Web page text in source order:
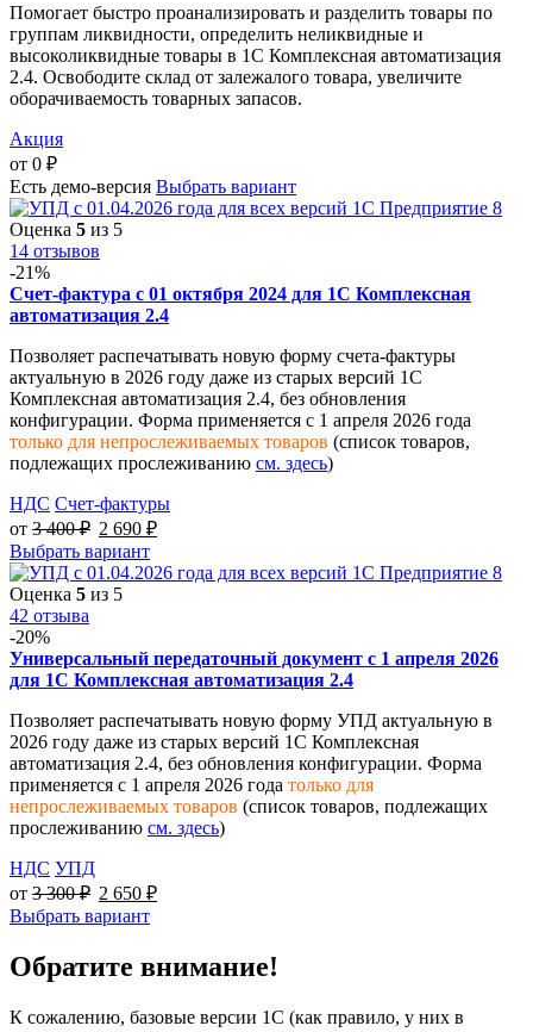
Помогает быстро проанализировать и разделить товары по
группам ликвидности, определить неликвидные и
высоколиквидные товары в 1С Комплексная автоматизация
2.4. Освободите склад от залежалого товара, увеличите
оборачиваемость товарных запасов.
Акция
от 0 ₽
Есть демо-версия Выбрать вариант
Оценка 5 из 5
14 отзывов
-21%
Счет-фактура с 01 октября 2024 для 1С Комплексная
автоматизация 2.4
Позволяет распечатывать новую форму счета-фактуры
актуальную в 2026 году даже из старых версий 1С
Комплексная автоматизация 2.4, без обновления
конфигурации. Форма применяется с 1 апреля 2026 года
только для непрослеживаемых товаров (список товаров,
подлежащих прослеживанию см. здесь)
НДС Счет-фактуры
от 3 400₽ 2 690 ₽
Выбрать вариант
Оценка 5 из 5
42 отзыва
-20%
Универсальный передаточный документ с 1 апреля 2026
для 1С Комплексная автоматизация 2.4
Позволяет распечатывать новую форму УПД актуальную в
2026 году даже из старых версий 1С Комплексная
автоматизация 2.4, без обновления конфигурации. Форма
применяется с 1 апреля 2026 года только для
непрослеживаемых товаров (список товаров, подлежащих
прослеживанию см. здесь)
НДС УПД
от 3 300₽ 2 650 ₽
Выбрать вариант
Обратите внимание!
К сожалению, базовые версии 1С (как правило, у них в